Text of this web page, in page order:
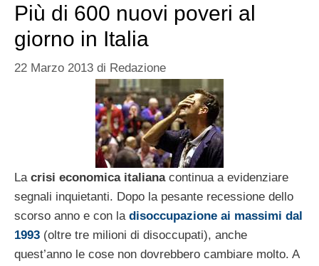
Più di 600 nuovi poveri al
giorno in Italia
22 Marzo 2013 di Redazione
La crisi economica italiana continua a evidenziare
segnali inquietanti. Dopo la pesante recessione dello
scorso anno e con la disoccupazione ai massimi dal
1993 (oltre tre milioni di disoccupati), anche
quest’anno le cose non dovrebbero cambiare molto. A